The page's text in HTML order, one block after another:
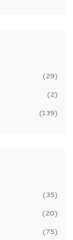
29
2
139
35
20
75